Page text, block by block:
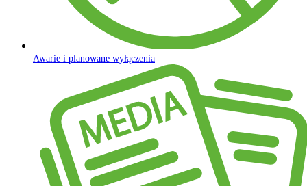
Awarie i planowane wyłączenia